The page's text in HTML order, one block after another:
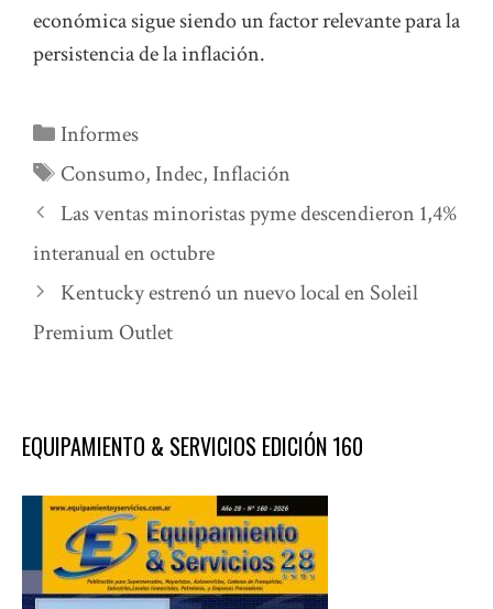
económica sigue siendo un factor relevante para la
persistencia de la inflación.
Categorías
Informes
Etiquetas
Consumo, Indec, Inflación
Las ventas minoristas pyme descendieron 1,4%
interanual en octubre
Kentucky estrenó un nuevo local en Soleil
Premium Outlet
EQUIPAMIENTO & SERVICIOS EDICIÓN 160